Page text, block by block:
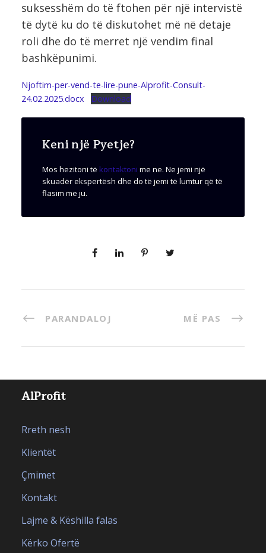
suksesshëm do të ftohen për një intervistë
të dytë ku do të diskutohet më në detaje
roli dhe do të merret një vendim final
bashkëpunimi.
Njoftim-per-vend-te-lire-pune-Alprofit-Consult-
24.02.2025.docx
Download
Keni një Pyetje?
Mos hezitoni të kontaktoni me ne. Ne jemi një
skuadër ekspertësh dhe do të jemi të lumtur që të
flasim me ju.
PARANDALOJ MË PAS
AlProfit
Rreth nesh
Klientët
Çmimet
Kontakt
Lajme & Këshilla falas
Kërko Ofertë